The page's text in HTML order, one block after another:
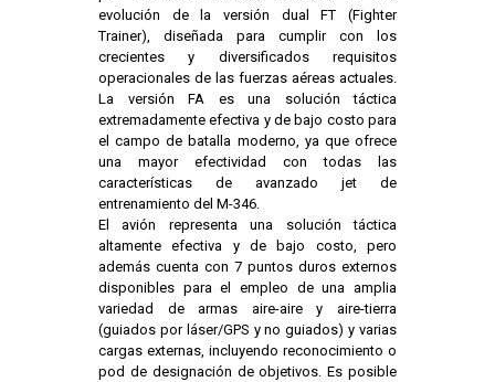
evolución de la versión dual FT (Fighter
Trainer), diseñada para cumplir con los
crecientes y diversificados requisitos
operacionales de las fuerzas aéreas actuales.
La versión FA es una solución táctica
extremadamente efectiva y de bajo costo para
el campo de batalla moderno, ya que ofrece
una mayor efectividad con todas las
características de avanzado jet de
entrenamiento del M-346.
El avión representa una solución táctica
altamente efectiva y de bajo costo, pero
además cuenta con 7 puntos duros externos
disponibles para el empleo de una amplia
variedad de armas aire-aire y aire-tierra
(guiados por láser/GPS y no guiados) y varias
cargas externas, incluyendo reconocimiento o
pod de designación de objetivos. Es posible